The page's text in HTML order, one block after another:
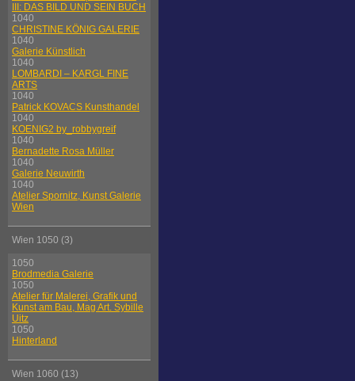
III: DAS BILD UND SEIN BUCH
1040
CHRISTINE KÖNIG GALERIE
1040
Galerie Künstlich
1040
LOMBARDI – KARGL FINE
ARTS
1040
Patrick KOVACS Kunsthandel
1040
KOENIG2 by_robbygreif
1040
Bernadette Rosa Müller
1040
Galerie Neuwirth
1040
Atelier Spornitz, Kunst Galerie
Wien
Wien 1050 (3)
1050
Brodmedia Galerie
1050
Atelier für Malerei, Grafik und
Kunst am Bau, Mag Art. Sybille
Uitz
1050
Hinterland
Wien 1060 (13)